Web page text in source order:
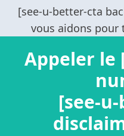
Appeler le
[see-